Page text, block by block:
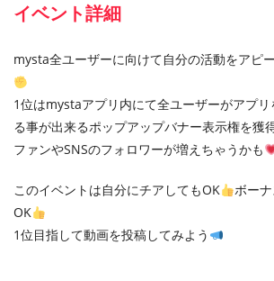
イベント詳細
mysta全ユーザーに向けて自分の活動をアピ
1位はmystaアプリ内にて全ユーザーがアプ
る事が出来るポップアップバナー表示権を獲
ファンやSNSのフォロワーが増えちゃうかも
このイベントは自分にチアしてもOK
ボー
OK
1位目指して動画を投稿してみよう